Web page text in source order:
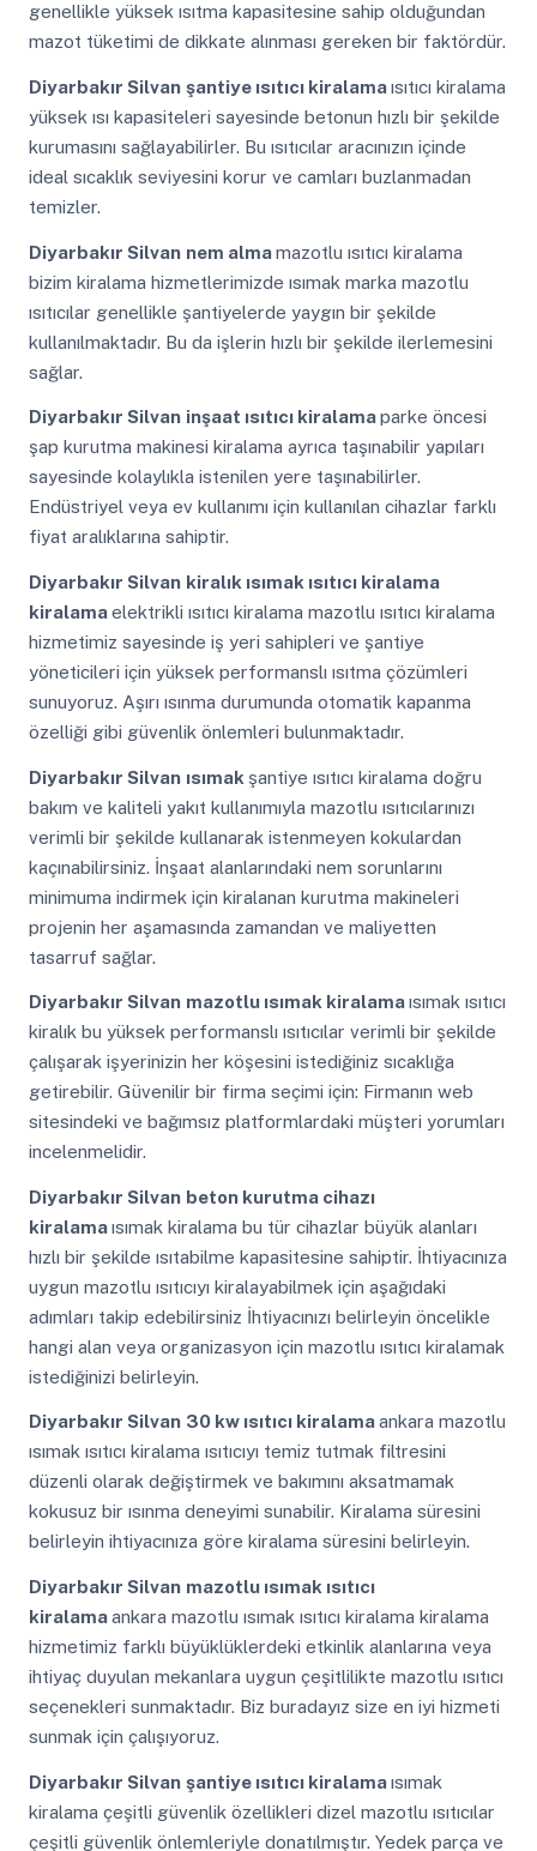
genellikle yüksek ısıtma kapasitesine sahip olduğundan
mazot tüketimi de dikkate alınması gereken bir faktördür.
Diyarbakır Silvan şantiye ısıtıcı kiralamaısıtıcı kiralama
yüksek ısı kapasiteleri sayesinde betonun hızlı bir şekilde
kurumasını sağlayabilirler. Bu ısıtıcılar aracınızın içinde
ideal sıcaklık seviyesini korur ve camları buzlanmadan
temizler.
Diyarbakır Silvan nem almamazotlu ısıtıcı kiralama
bizim kiralama hizmetlerimizde ısımak marka mazotlu
ısıtıcılar genellikle şantiyelerde yaygın bir şekilde
kullanılmaktadır. Bu da işlerin hızlı bir şekilde ilerlemesini
sağlar.
Diyarbakır Silvan inşaat ısıtıcı kiralamaparke öncesi
şap kurutma makinesi kiralama ayrıca taşınabilir yapıları
sayesinde kolaylıkla istenilen yere taşınabilirler.
Endüstriyel veya ev kullanımı için kullanılan cihazlar farklı
fiyat aralıklarına sahiptir.
Diyarbakır Silvan kiralık ısımak ısıtıcı kiralama
kiralamaelektrikli ısıtıcı kiralama mazotlu ısıtıcı kiralama
hizmetimiz sayesinde iş yeri sahipleri ve şantiye
yöneticileri için yüksek performanslı ısıtma çözümleri
sunuyoruz. Aşırı ısınma durumunda otomatik kapanma
özelliği gibi güvenlik önlemleri bulunmaktadır.
Diyarbakır Silvan ısımak şantiye ısıtıcı kiralama doğru
bakım ve kaliteli yakıt kullanımıyla mazotlu ısıtıcılarınızı
verimli bir şekilde kullanarak istenmeyen kokulardan
kaçınabilirsiniz. İnşaat alanlarındaki nem sorunlarını
minimuma indirmek için kiralanan kurutma makineleri
projenin her aşamasında zamandan ve maliyetten
tasarruf sağlar.
Diyarbakır Silvan mazotlu ısımak kiralamaısımak ısıtıcı
kiralık bu yüksek performanslı ısıtıcılar verimli bir şekilde
çalışarak işyerinizin her köşesini istediğiniz sıcaklığa
getirebilir. Güvenilir bir firma seçimi için: Firmanın web
sitesindeki ve bağımsız platformlardaki müşteri yorumları
incelenmelidir.
Diyarbakır Silvan beton kurutma cihazı
kiralamaısımak kiralama bu tür cihazlar büyük alanları
hızlı bir şekilde ısıtabilme kapasitesine sahiptir. İhtiyacınıza
uygun mazotlu ısıtıcıyı kiralayabilmek için aşağıdaki
adımları takip edebilirsiniz İhtiyacınızı belirleyin öncelikle
hangi alan veya organizasyon için mazotlu ısıtıcı kiralamak
istediğinizi belirleyin.
Diyarbakır Silvan 30 kw ısıtıcı kiralamaankara mazotlu
ısımak ısıtıcı kiralama ısıtıcıyı temiz tutmak filtresini
düzenli olarak değiştirmek ve bakımını aksatmamak
kokusuz bir ısınma deneyimi sunabilir. Kiralama süresini
belirleyin ihtiyacınıza göre kiralama süresini belirleyin.
Diyarbakır Silvan mazotlu ısımak ısıtıcı
kiralamaankara mazotlu ısımak ısıtıcı kiralama kiralama
hizmetimiz farklı büyüklüklerdeki etkinlik alanlarına veya
ihtiyaç duyulan mekanlara uygun çeşitlilikte mazotlu ısıtıcı
seçenekleri sunmaktadır. Biz buradayız size en iyi hizmeti
sunmak için çalışıyoruz.
Diyarbakır Silvan şantiye ısıtıcı kiralamaısımak
kiralama çeşitli güvenlik özellikleri dizel mazotlu ısıtıcılar
çeşitli güvenlik önlemleriyle donatılmıştır. Yedek parça ve